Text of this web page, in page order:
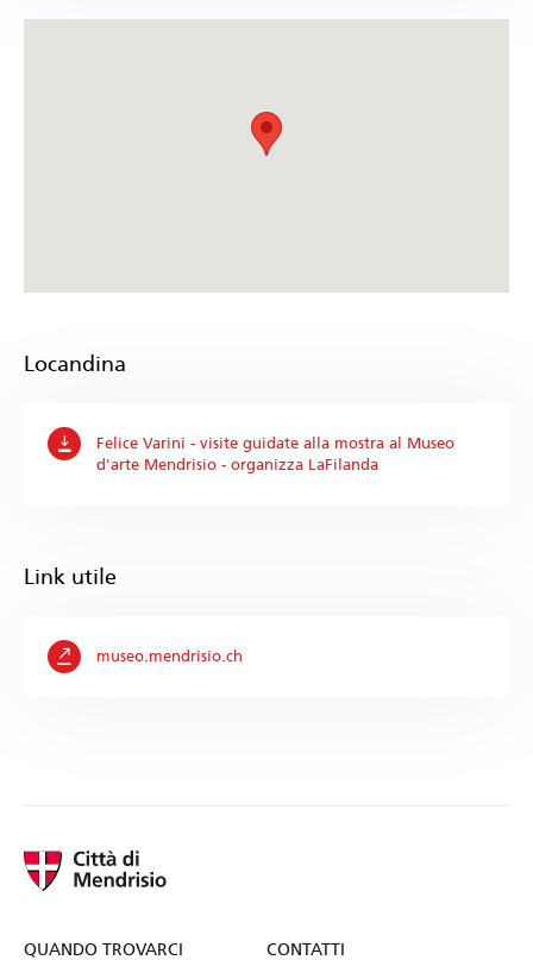
Locandina
Felice Varini - visite guidate alla mostra al Museo
d'arte Mendrisio - organizza LaFilanda
Link utile
museo.mendrisio.ch
QUANDO TROVARCI CONTATTI